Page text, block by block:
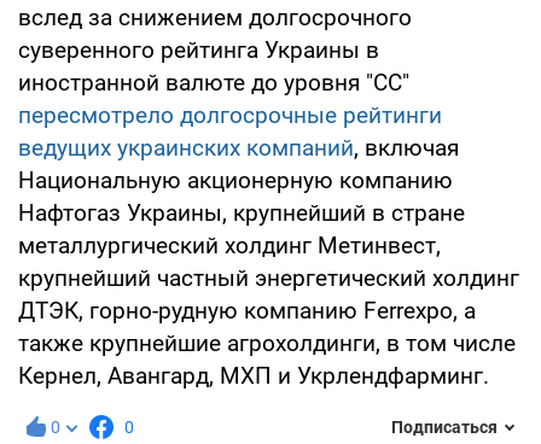
вслед за снижением долгосрочного
суверенного рейтинга Украины в
иностранной валюте до уровня "СС"
пересмотрело долгосрочные рейтинги
ведущих украинских компаний, включая
Национальную акционерную компанию
Нафтогаз Украины, крупнейший в стране
металлургический холдинг Метинвест,
крупнейший частный энергетический холдинг
ДТЭК, горно-рудную компанию Ferrexpo, а
также крупнейшие агрохолдинги, в том числе
Кернел, Авангард, МХП и Укрлендфарминг.
0 0 Подписаться